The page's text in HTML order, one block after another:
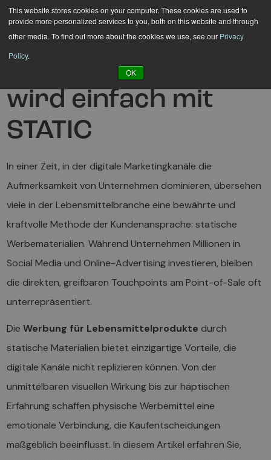
This website stores cookies on your computer. These cookies are used to
provide more personalized services to you, both on this website and through
other media. To find out more about the cookies we use, see our Privacy
Policy.
OK
Hyppää
sisältöön
wird einfach mit
STATIC
In einer Zeit, in der digitale Marketingkanäle die
Aufmerksamkeit von Unternehmen dominieren, übersehen
viele in der Lebensmittelbranche eine bewährte und
kraftvolle Methode der Kundenansprache: statische
Werbematerialien. Während Unternehmen Millionen in
Social Media und Online-Advertising investieren, bleiben
die direkten, greifbaren Touchpoints am Point-of-Sale oft
unterrepräsentiert.
DieWerbung für Lebensmittelprodukte durch
statische Materialien bietet einzigartige Vorteile, die
digitale Kanäle nicht replizieren können. Von der
unmittelbaren visuellen Wirkung bis zur haptischen
Erfahrung schaffen physische Werbemittel eine
emotionale Verbindung, die Kaufentscheidungen
maßgeblich beeinflusst. In diesem Artikel erfahren Sie,